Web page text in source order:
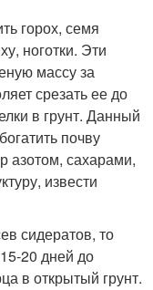
горох, семя
ноготки. Эти
массу за
срезать ее до
в грунт. Данный
почву
азотом, сахарами,
извести
сидератов, то
20 дней до
в открытый грунт.